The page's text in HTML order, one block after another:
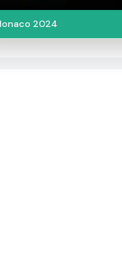
2024